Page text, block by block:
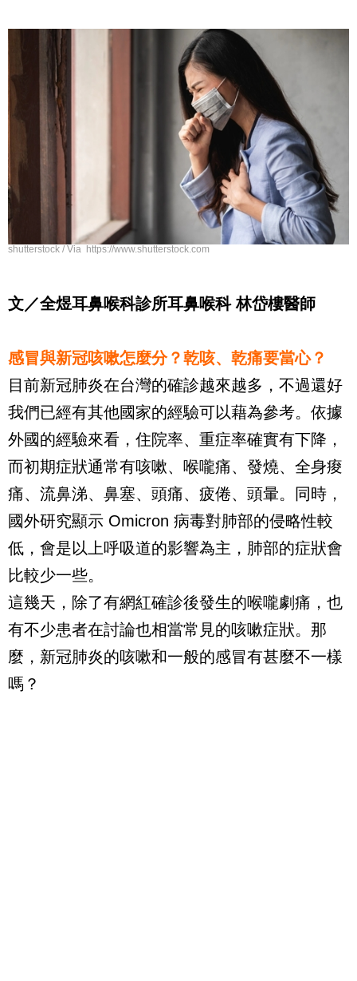
shutterstock / Via https://www.shutterstock.com
文／全煜耳鼻喉科診所耳鼻喉科 林岱樓醫師
感冒與新冠咳嗽怎麼分？乾咳、乾痛要當心？
目前新冠肺炎在台灣的確診越來越多，不過還好
我們已經有其他國家的經驗可以藉為參考。依據
外國的經驗來看，住院率、重症率確實有下降，
而初期症狀通常有咳嗽、喉嚨痛、發燒、全身痠
痛、流鼻涕、鼻塞、頭痛、疲倦、頭暈。同時，
國外研究顯示 Omicron 病毒對肺部的侵略性較
低，會是以上呼吸道的影響為主，肺部的症狀會
比較少一些。
這幾天，除了有網紅確診後發生的喉嚨劇痛，也
有不少患者在討論也相當常見的咳嗽症狀。那
麼，新冠肺炎的咳嗽和一般的感冒有甚麼不一樣
嗎？